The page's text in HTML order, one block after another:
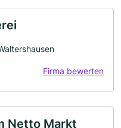
Firma bewerten
Netto Markt